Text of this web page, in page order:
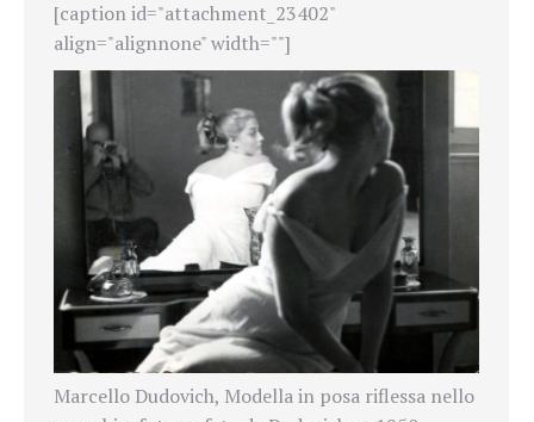
[caption id="attachment_23402"
align="alignnone" width=""]
Marcello Dudovich, Modella in posa riflessa nello